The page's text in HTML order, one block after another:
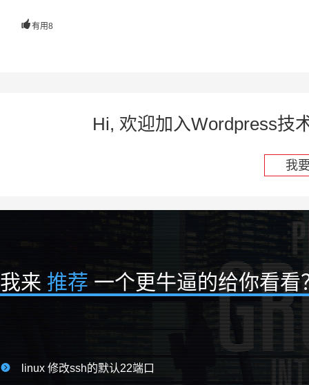
有用8
Hi, 欢迎加入Wordpress技
我
我来 推荐 一个更牛逼的给你看看
 linux 修改ssh的默认22端口